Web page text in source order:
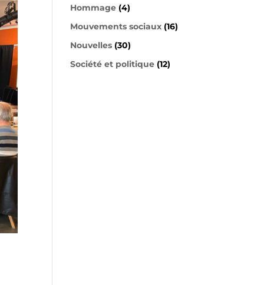
Hommage (4)
Mouvements sociaux (16)
Nouvelles (30)
Société et politique (12)